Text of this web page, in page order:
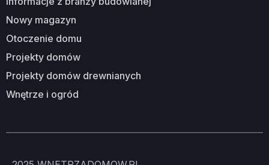
nowy magazyn
otoczenie domu
projekty domów
projekty domów drewnianych
wnętrze i ogród